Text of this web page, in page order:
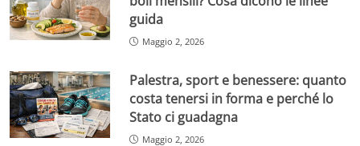
guida
Maggio 2, 2026
Palestra, sport e benessere: quanto
costa tenersi in forma e perché lo
Stato ci guadagna
Maggio 2, 2026